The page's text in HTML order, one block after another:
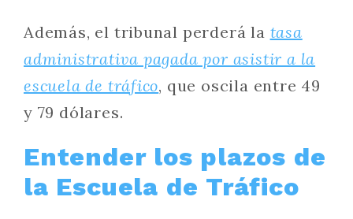
Además, el tribunal perderá la tasa
administrativa pagada por asistir a la
escuela de tráfico, que oscila entre 49
y 79 dólares.
Entender los plazos de
la Escuela de Tráfico